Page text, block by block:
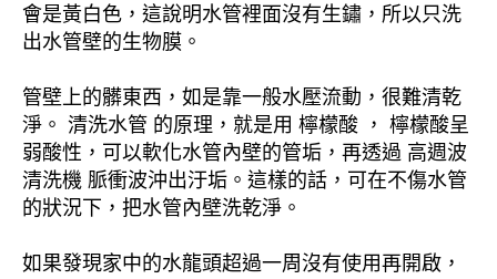
會是黃白色，這說明水管裡面沒有生鏽，所以只洗
出水管壁的生物膜。
管壁上的髒東西，如是靠一般水壓流動，很難清乾
淨。 清洗水管 的原理，就是用 檸檬酸 ， 檸檬酸呈
弱酸性，可以軟化水管內壁的管垢，再透過 高週波
清洗機 脈衝波沖出汙垢。這樣的話，可在不傷水管
的狀況下，把水管內壁洗乾淨。
如果發現家中的水龍頭超過一周沒有使用再開啟，